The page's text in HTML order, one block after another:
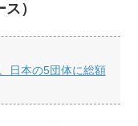
）
日本の5団体に総額